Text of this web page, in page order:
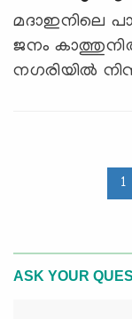
മദാഇനിലെ
ജനം
നഗരിയിൽ
1
ASK YOUR